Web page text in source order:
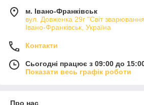
м. Івано-Франківськ
вул. Довженка 29г "Світ
Івано-Франківськ, Україна
Контакти
Сьогодні працює з 09:00 до
Показати весь графік роботи
Про нас